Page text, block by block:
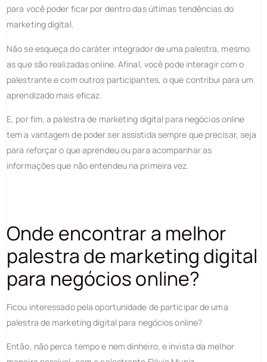
para você poder ficar por dentro das últimas tendências do
marketing digital.
Não se esqueça do caráter integrador de uma palestra, mesmo
as que são realizadas online. Afinal, você pode interagir com o
palestrante e com outros participantes, o que contribui para um
aprendizado mais eficaz.
E, por fim, a palestra de marketing digital para negócios online
tem a vantagem de poder ser assistida sempre que precisar, seja
para reforçar o que aprendeu ou para acompanhar as
informações que não entendeu na primeira vez.
Onde encontrar a melhor
palestra de marketing digital
para negócios online?
Ficou interessado pela oportunidade de participar de uma
palestra de marketing digital para negócios online?
Então, não perca tempo e nem dinheiro, e invista da melhor